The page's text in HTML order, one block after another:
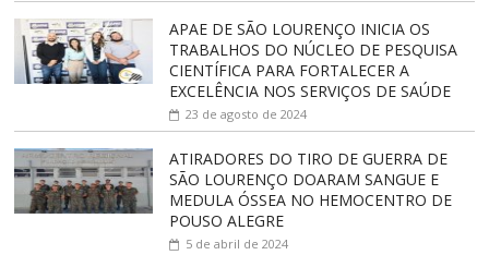
APAE DE SÃO LOURENÇO INICIA OS
TRABALHOS DO NÚCLEO DE PESQUISA
CIENTÍFICA PARA FORTALECER A
EXCELÊNCIA NOS SERVIÇOS DE SAÚDE
23 de agosto de 2024
ATIRADORES DO TIRO DE GUERRA DE
SÃO LOURENÇO DOARAM SANGUE E
MEDULA ÓSSEA NO HEMOCENTRO DE
POUSO ALEGRE
5 de abril de 2024